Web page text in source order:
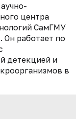
центра
СамГМУ
Он работает по
детекцией и
в